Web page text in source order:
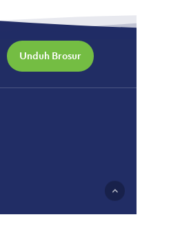
Unduh Brosur